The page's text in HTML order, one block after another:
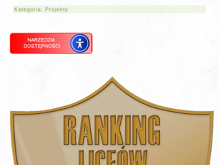
Kategoria: Projekty